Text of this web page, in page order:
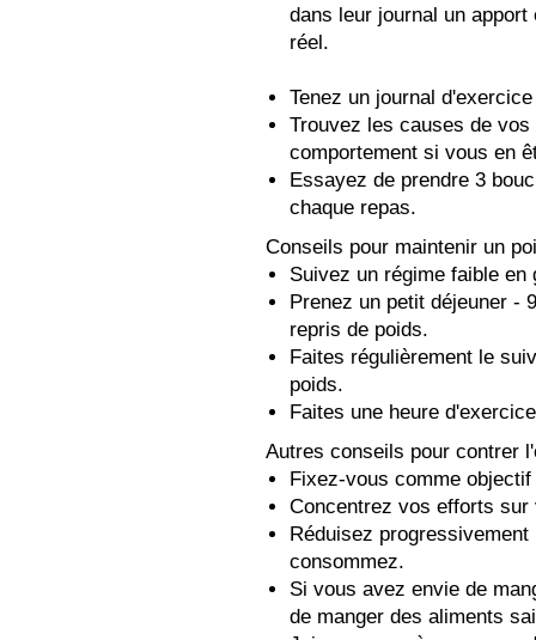
dans leur journal un
réel.
Tenez un journal
Trouvez les causes de
comportement si vous en
Essayez de prendre 3
chaque repas.
Conseils pour maintenir un
Suivez un régime faible
Prenez un petit déjeuner -
repris de poids.
Faites régulièrement le
poids.
Faites une heure
Autres conseils pour contrer
Fixez-vous comme
Concentrez vos efforts
Réduisez
consommez.
Si vous avez envie de
de manger des aliments